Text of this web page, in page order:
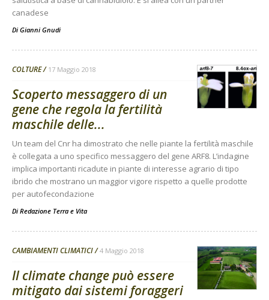
canadese
Di Gianni Gnudi
COLTURE 17 Maggio 2018
Scoperto messaggero di un
gene che regola la fertilità
maschile delle...
Un team del Cnr ha dimostrato che nelle piante la fertilità maschile
è collegata a uno specifico messaggero del gene ARF8. L’indagine
implica importanti ricadute in piante di interesse agrario di tipo
ibrido che mostrano un maggior vigore rispetto a quelle prodotte
per autofecondazione
Di Redazione Terra e Vita
CAMBIAMENTI CLIMATICI 4 Maggio 2018
Il climate change può essere
mitigato dai sistemi foraggeri